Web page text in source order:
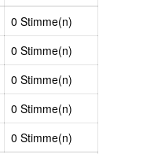
0 Stimme(n)
0 Stimme(n)
0 Stimme(n)
0 Stimme(n)
0 Stimme(n)